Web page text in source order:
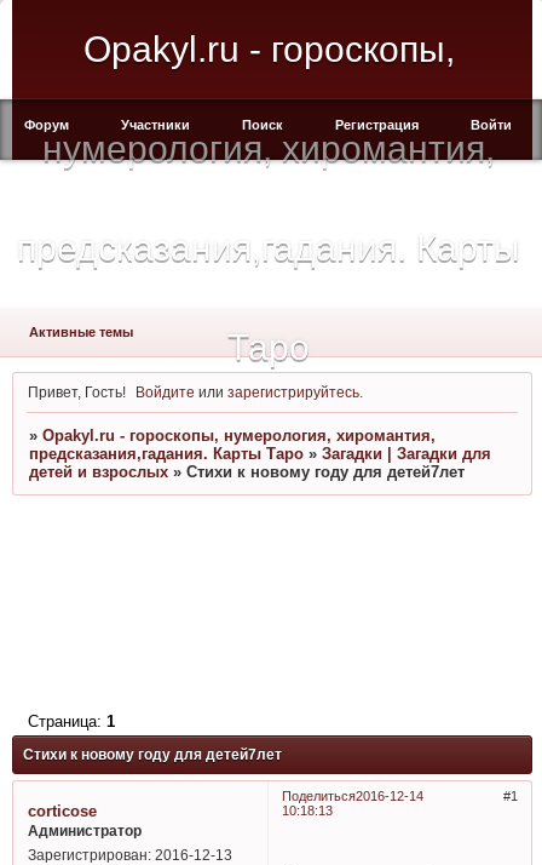
Opakyl.ru - гороскопы,
нумерология, хиромантия,
предсказания,гадания. Карты
Таро
Форум Участники Поиск Регистрация Войти
Активные темы
Привет, Гость! Войдите илизарегистрируйтесь
» Opakyl.ru - гороскопы, нумерология, хиромантия,
предсказания,гадания. Карты Таро » Загадки | Загадки для
детей и взрослых » Стихи к новому году для детей7лет
Стихи к новому году для детей7лет
Страница: 1
Поделиться 1
2016-12-14
10:18:13
corticose
Администратор
Зарегистрирован: 2016-12-13